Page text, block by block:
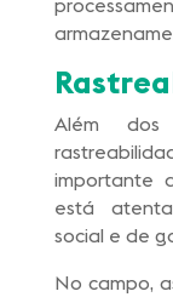
Além
importante
está
social e de
No campo,